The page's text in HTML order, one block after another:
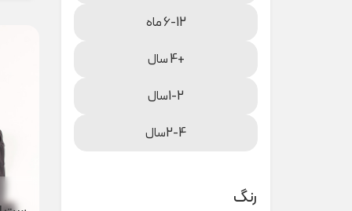
6-12 ماه
+4 سال
1-2سال
2-4سال
رنگ